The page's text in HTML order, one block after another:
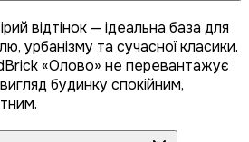
відтінок — ідеальна база для
урбанізму та сучасної класики.
«Олово» не перевантажує
будинку спокійним,